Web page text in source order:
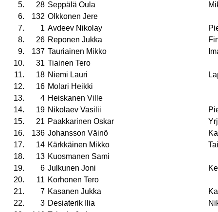
5.
28 Seppälä Oula
6.
132 Olkkonen Jere
7.
1 Avdeev Nikolay
8.
26 Reponen Jukka
9.
137 Tauriainen Mikko
10.
31 Tiainen Tero
11.
18 Niemi Lauri
12.
16 Molari Heikki
13.
4 Heiskanen Ville
14.
19 Nikolaev Vasilii
15.
21 Paakkarinen Oskar
16.
136 Johansson Väinö
17.
14 Kärkkäinen Mikko
18.
13 Kuosmanen Sami
19.
6 Julkunen Joni
20.
11 Korhonen Tero
21.
7 Kasanen Jukka
22.
3 Desiaterik Ilia